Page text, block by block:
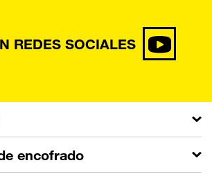
REDES SOCIALES
encofrado